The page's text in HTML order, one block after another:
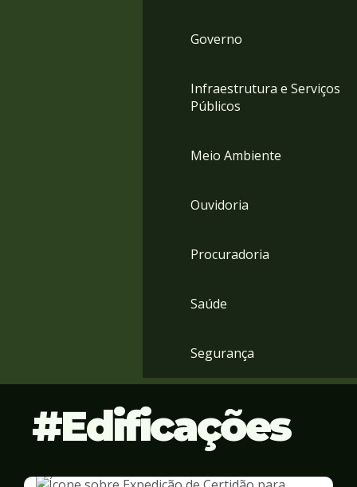
Governo
Infraestrutura e Serviços
Públicos
Meio Ambiente
Ouvidoria
Procuradoria
Saúde
Segurança
Edificações